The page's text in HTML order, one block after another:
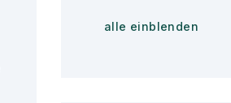
alle einblenden